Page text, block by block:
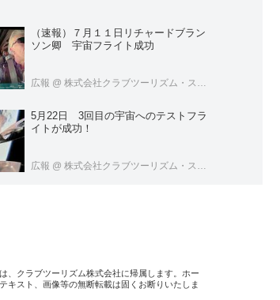
（速報）７月１１日リチャードブラン
ソン卿 宇宙フライト成功
広報 @ 株式会社クラブツーリズム・スペースツアーズ
5月22日 3回目の宇宙へのテストフラ
イトが成功！
広報 @ 株式会社クラブツーリズム・スペースツアーズ
、クラブツーリズム株式会社に帰属します。ホー
キスト、画像等の無断転載は固くお断りいたしま